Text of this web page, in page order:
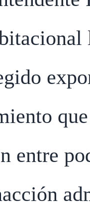
entre